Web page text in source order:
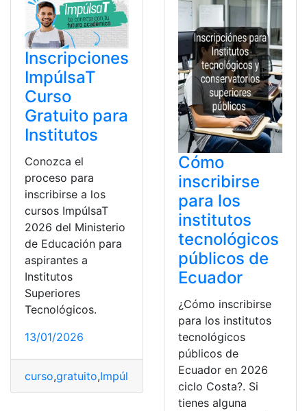
Inscripciones
ImpúlsaT
Curso
Gratuito para
Institutos
Conozca el
proceso para
inscribirse a los
cursos ImpúlsaT
2026 del Ministerio
de Educación para
aspirantes a
Institutos
Superiores
Tecnológicos.
13/01/2026
curso,gratuito,ImpúlsaT Inscripciones, Institutos
Cómo
inscribirse
para los
institutos
tecnológicos
públicos de
Ecuador
¿Cómo inscribirse
para los institutos
tecnológicos
públicos de
Ecuador en 2026
ciclo Costa?. Si
tienes alguna